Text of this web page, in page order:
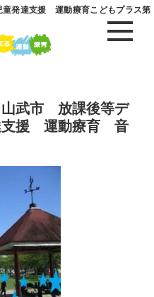
童発達支援 運動療育こどもプラス第
武市 放課後等デ
支援 運動療育 音